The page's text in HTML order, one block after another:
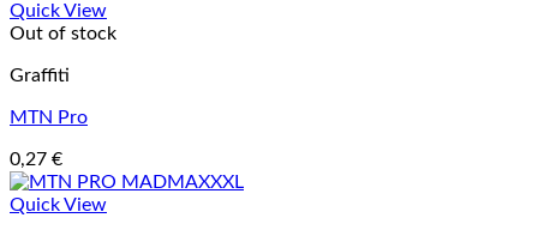
Quick View
Out of stock
Graffiti
MTN Pro
0,27 €
Quick View